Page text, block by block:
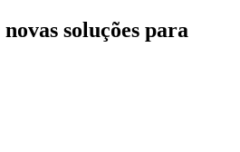
soluções para